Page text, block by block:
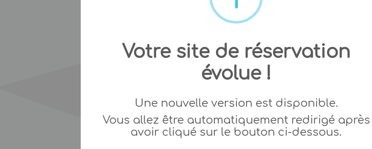
Votre site de réservation
évolue !
Une nouvelle version est disponible.
Vous allez être automatiquement redirigé après
avoir cliqué sur le bouton ci-dessous.